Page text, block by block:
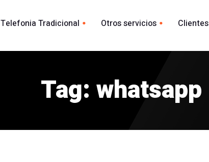
Telefonia Tradicional Otros servicios
Envio Whatsapp por API
Agente Conversacional AI
Clientes
Tag: whatsapp